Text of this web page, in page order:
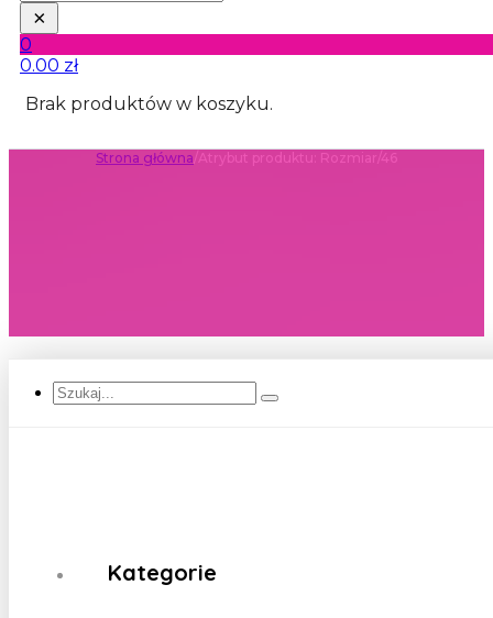
×
0
0.00 zł
Brak produktów w koszyku.
Strona główna Atrybut produktu: Rozmiar 46
Szukaj...
Kategorie